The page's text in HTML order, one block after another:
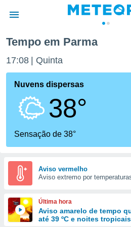
da
foi
fornecidas
a este
das
e
forma
digital
Tempo em Parma
17:08 Quinta
Nuvens dispersas
38°
Sensação de 38°
Aviso vermelho
Aviso extremo por
Última hora
Aviso amarelo de tempo
até 39 ºC e noites